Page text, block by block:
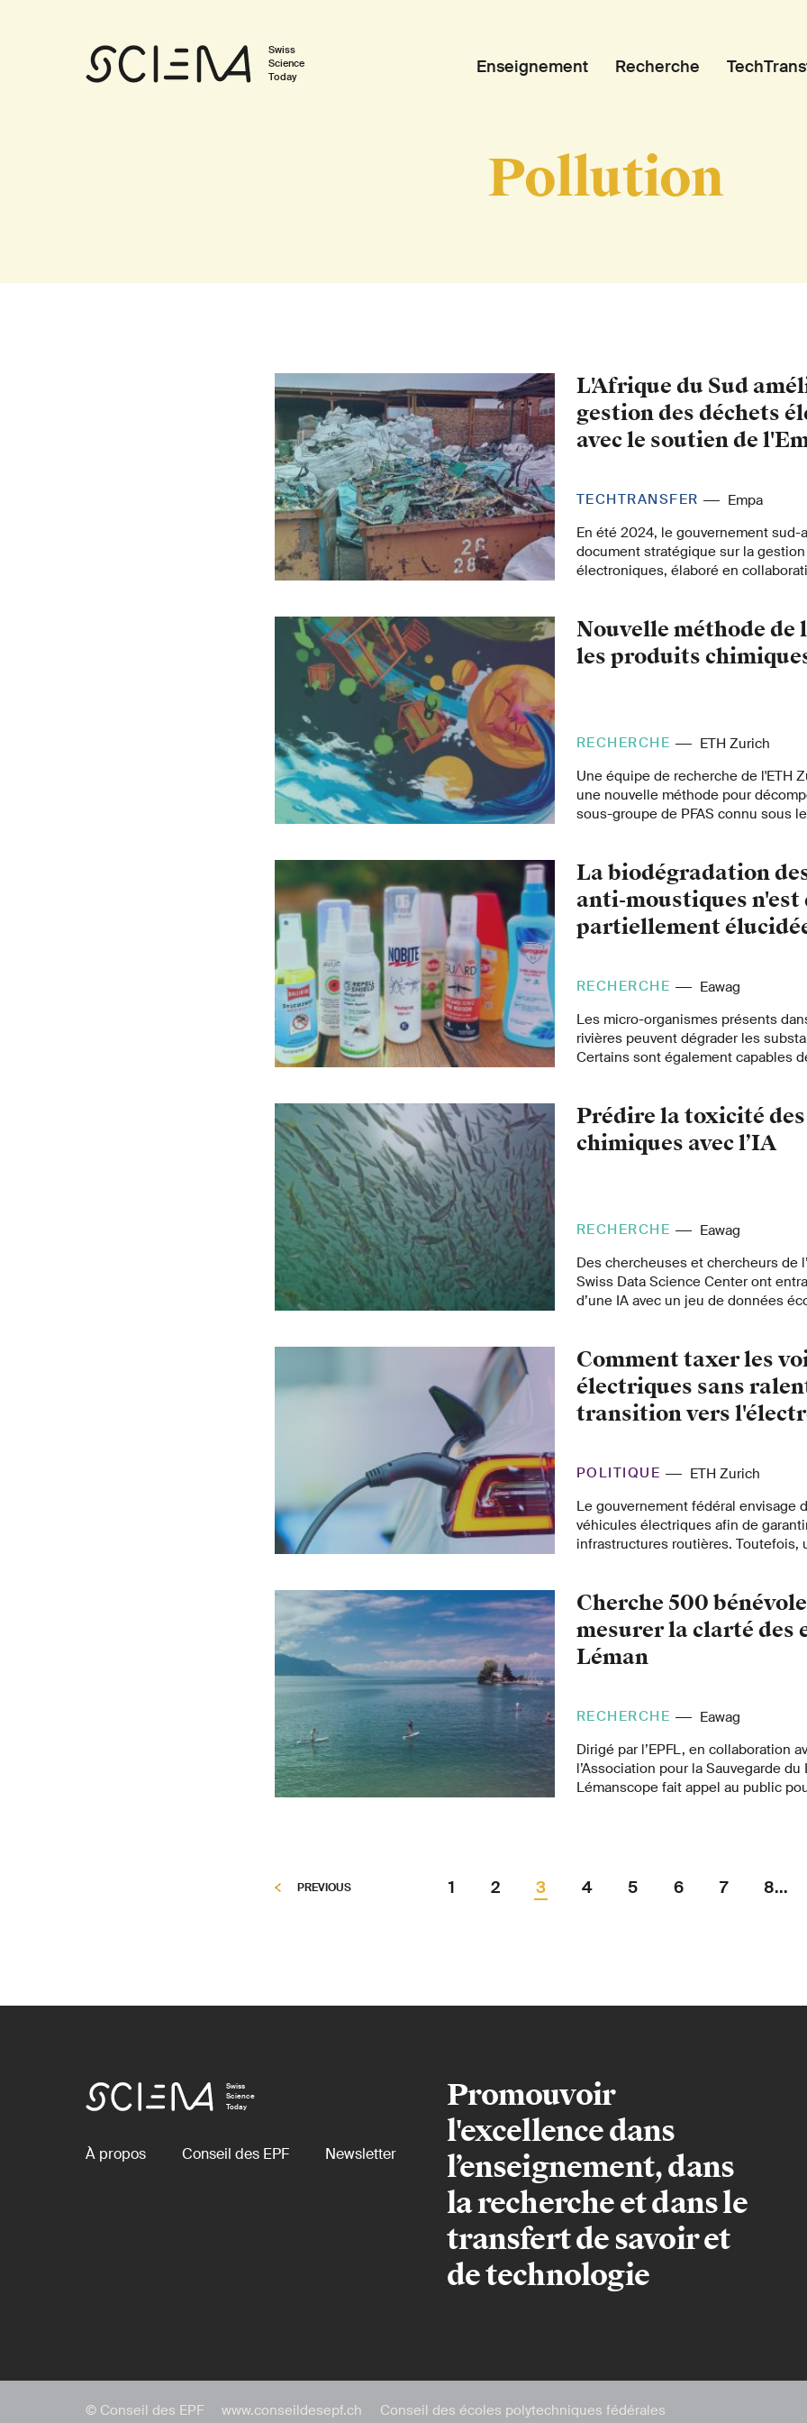
Swiss
Science
Today
Enseignement Recherche
Pollution
L'Afrique du Sud
gestion des déchets
avec le soutien de
TECHTRANSFER
Empa
En été 2024, le gouvernement sud-
document stratégique sur la
électroniques, élaboré en
déchets électroniques. Cette
d'un programme financé par le
l'économie (SECO).
Nouvelle méthode de
les produits
RECHERCHE
ETH Zurich
Une équipe de recherche de l'ETH
une nouvelle méthode pour
sous-groupe de PFAS connu sous le
procédés existants.
La biodégradation
anti-moustiques n'est
partiellement
RECHERCHE
Eawag
Les micro-organismes présents
rivières peuvent dégrader les
Certains sont également capables
scientifiques de l'Institut de
ont découvert que le DEET est
proportion d'eaux usées épurées est
Mais ils n'ont pu identifier clairement
Prédire la toxicité
chimiques avec l’IA
RECHERCHE
Eawag
Des chercheuses et chercheurs de
Swiss Data Science Center ont
d’une IA avec un jeu de données
chimiques sur les poissons.
Comment taxer les
électriques sans
transition vers
POLITIQUE
ETH Zurich
Le gouvernement fédéral envisage
véhicules électriques afin de
infrastructures routières. Toutefois,
résolu.
Cherche 500
mesurer la clarté des
Léman
RECHERCHE
Eawag
Dirigé par l’EPFL, en collaboration
l’Association pour la Sauvegarde
Lémanscope fait appel au public
PREVIOUS 1 2 3 4 5 6 7 8...
Swiss
Science
Today
À propos Conseil des EPF Newsletter
Promouvoir
l'excellence dans
l’enseignement, dans
la recherche et dans le
transfert de savoir et
de technologie
© Conseil des EPF www.conseildesepf.ch Conseil des écoles polytechniques fédérales